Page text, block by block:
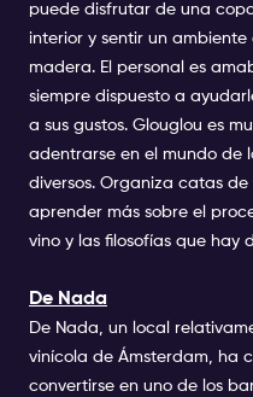
puede disfrutar de una
interior y sentir un
madera. El personal es
siempre dispuesto a
a sus gustos. Glouglou es
adentrarse en el mundo de
diversos. Organiza catas
aprender más sobre el
vino y las filosofías que hay
De Nada
De Nada, un local
vinícola de Ámsterdam, ha
convertirse en uno de los